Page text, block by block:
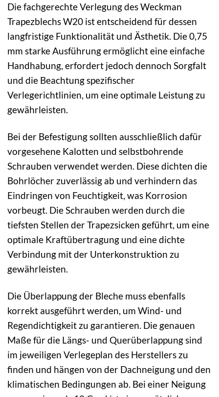
Die fachgerechte Verlegung des Weckman
Trapezblechs W20 ist entscheidend für dessen
langfristige Funktionalität und Ästhetik. Die 0,75
mm starke Ausführung ermöglicht eine einfache
Handhabung, erfordert jedoch dennoch Sorgfalt
und die Beachtung spezifischer
Verlegerichtlinien, um eine optimale Leistung zu
gewährleisten.
Bei der Befestigung sollten ausschließlich dafür
vorgesehene Kalotten und selbstbohrende
Schrauben verwendet werden. Diese dichten die
Bohrlöcher zuverlässig ab und verhindern das
Eindringen von Feuchtigkeit, was Korrosion
vorbeugt. Die Schrauben werden durch die
tiefsten Stellen der Trapezsicken geführt, um eine
optimale Kraftübertragung und eine dichte
Verbindung mit der Unterkonstruktion zu
gewährleisten.
Die Überlappung der Bleche muss ebenfalls
korrekt ausgeführt werden, um Wind- und
Regendichtigkeit zu garantieren. Die genauen
Maße für die Längs- und Querüberlappung sind
im jeweiligen Verlegeplan des Herstellers zu
finden und hängen von der Dachneigung und den
klimatischen Bedingungen ab. Bei einer Neigung